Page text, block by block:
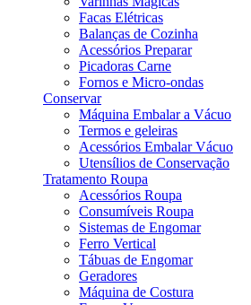
Facas Elétricas
Balanças de Cozinha
Acessórios Preparar
Picadoras Carne
Fornos e Micro-ondas
Conservar
Máquina Embalar a Vácuo
Termos e geleiras
Acessórios Embalar Vácuo
Utensílios de Conservação
Tratamento Roupa
Acessórios Roupa
Consumíveis Roupa
Sistemas de Engomar
Ferro Vertical
Tábuas de Engomar
Geradores
Máquina de Costura